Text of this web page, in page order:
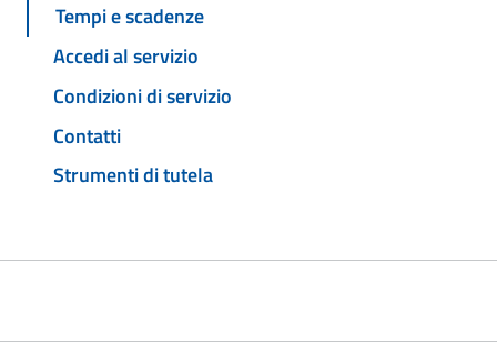
Tempi e scadenze
Accedi al servizio
Condizioni di servizio
Contatti
Strumenti di tutela